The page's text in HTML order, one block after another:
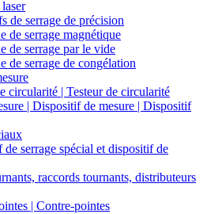
de serrage de précision
de serrage magnétique
de serrage par le vide
de serrage de congélation
circularité | Testeur de circularité
| Dispositif de mesure | Dispositif
serrage spécial et dispositif de
raccords tournants, distributeurs
| Contre-pointes